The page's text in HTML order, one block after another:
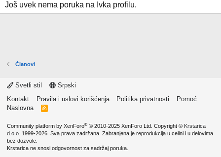
Još uvek nema poruka na Ivka profilu.
Članovi
Svetli stil
Srpski
Kontakt
Pravila i uslovi korišćenja Politika privatnosti
Pomoć
Naslovna
R
Community platform by XenForo® © 2010-2025 XenForo Ltd. Copyright © Krstarica
d.o.o. 1999-2026. Sva prava zadržana. Zabranjena je reprodukcija u celini i u delovima
bez dozvole.
Krstarica ne snosi odgovornost za sadržaj poruka.